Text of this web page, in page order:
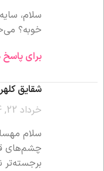
سلام،
خوبه؟
برای
شقایق کلهر
خرداد 22, 1404 در 2:29 ب.ظ
سلام
چشم‌های
برجسته‌تر